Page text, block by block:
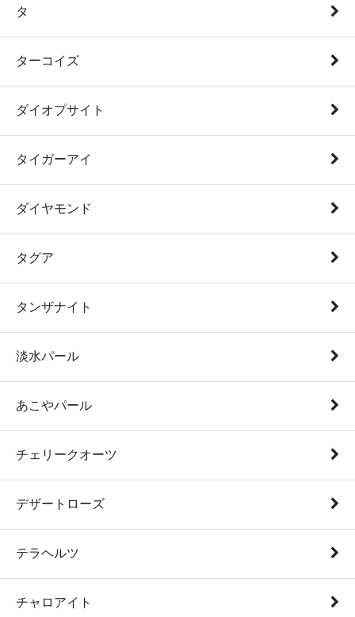
タ
ターコイズ
ダイオプサイト
タイガーアイ
ダイヤモンド
タグア
タンザナイト
淡水パール
あこやパール
チェリークオーツ
デザートローズ
テラヘルツ
チャロアイト